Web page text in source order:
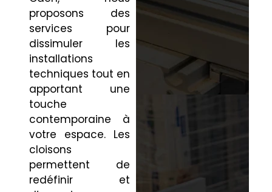
proposons des
services pour
dissimuler les
installations
techniques tout en
apportant une
touche
contemporaine à
votre espace. Les
cloisons
permettent de
redéfinir et